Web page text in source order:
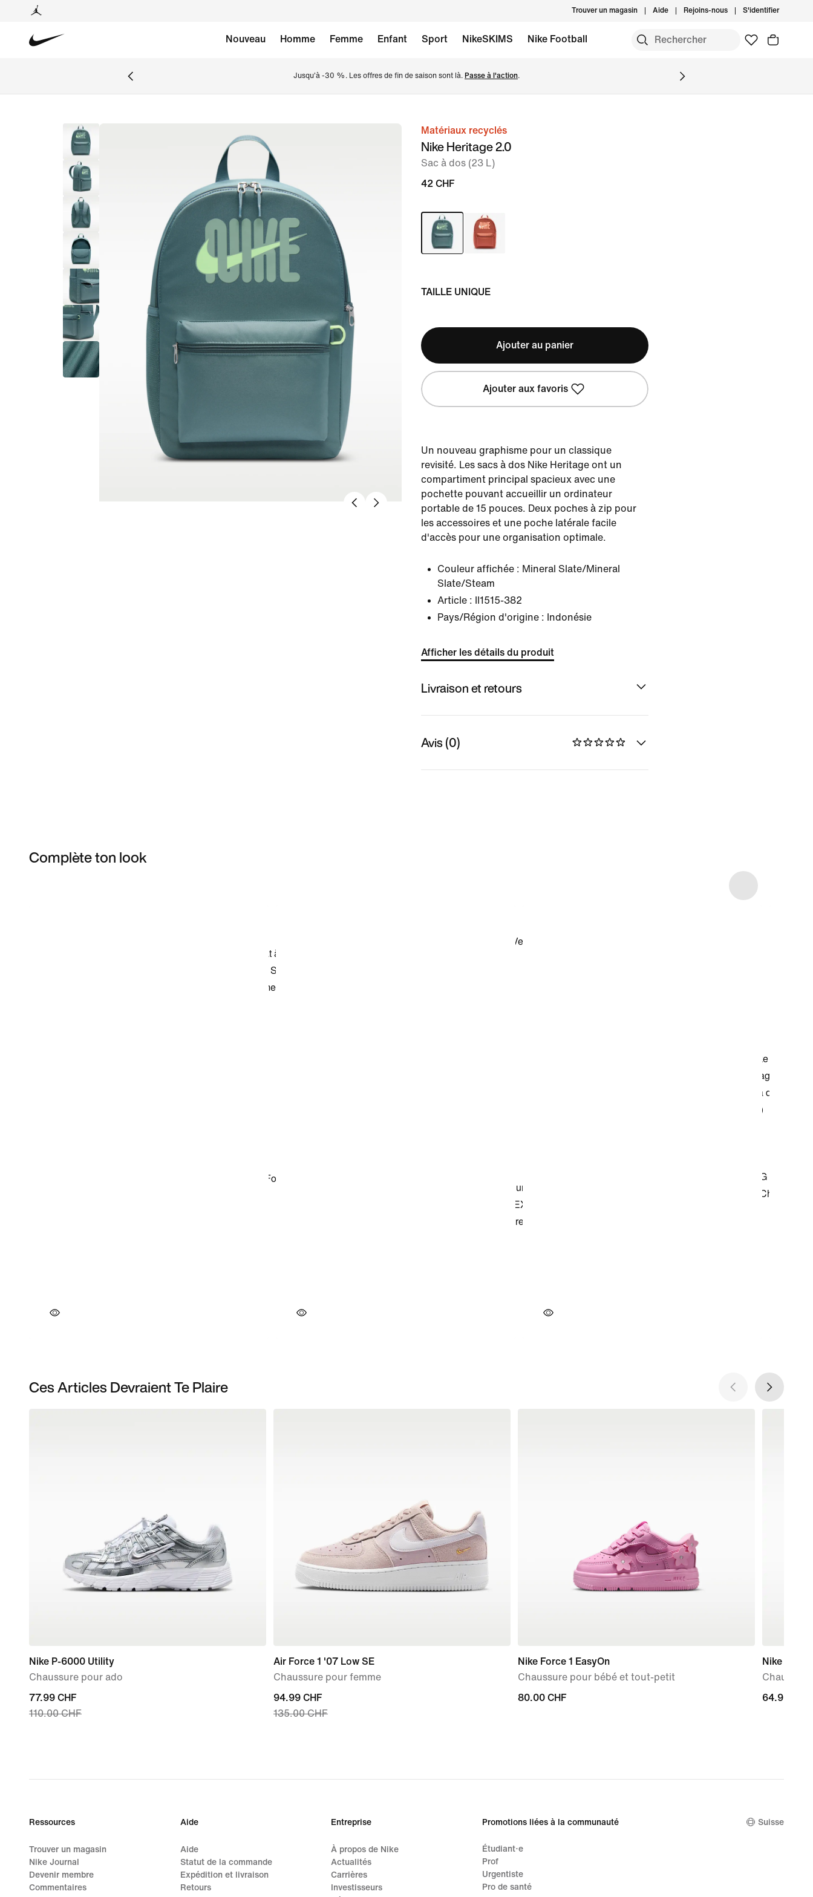
Trouver un magasin Aide Rejoins-nous S'identifier
Nouveau Homme Femme Enfant Sport NikeSKIMS Nike Football
Jusqu'à -30 %. Les offres de fin de saison sont là. Passe à l'action.
image 1Matériaux recyclés
Nike Heritage 2.0
Sac à dos (23 L)
42 CHF
TAILLE UNIQUE
Ajouter au panier
Ajouter aux favoris
Un nouveau graphisme pour un classique
revisité. Les sacs à dos Nike Heritage ont un
compartiment principal spacieux avec une
pochette pouvant accueillir un ordinateur
portable de 15 pouces. Deux poches à zip pour
les accessoires et une poche latérale facile
d'accès pour une organisation optimale.
Couleur affichée : Mineral Slate/Mineral
Slate/Steam
Article :
II1515-382
Pays/Région d'origine : Indonésie
Afficher les détails du produit
Livraison et retours
Avis (0)
Complète ton look
Ces Articles Devraient Te Plaire
Nike P-6000 Utility
Chaussure pour ado
current
price
110.00 CHF
77.99 CHF
110.00 CHF
Air Force 1 '07 Low SE
Chaussure pour femme
current
price
135.00 CHF
94.99 CHF
135.00 CHF
Nike Force 1 EasyOn
Chaussure pour bébé et tout-petit
80.00 CHF
80.00 CHF
Nike V5
64.95 CHF
64.95 CHF
Ressources
Trouver un magasin
Nike Journal
Devenir membre
Commentaires
Aide
Aide
Statut de la commande
Expédition et livraison
Retours
Entreprise
À propos de Nike
Actualités
Carrières
Investisseurs
Promotions liées à la communauté
Étudiant·e
Prof
Urgentiste
Pro de santé
Suisse